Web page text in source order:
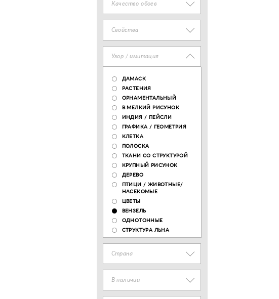
Качество обоев
Свойства
Узор / имитация
ДАМАСК
РАСТЕНИЯ
ОРНАМЕНТАЛЬНЫЙ
В МЕЛКИЙ РИСУНОК
ИНДИЯ / ПЕЙСЛИ
ГРАФИКА / ГЕОМЕТРИЯ
КЛЕТКА
ПОЛОСКА
ТКАНИ СО СТРУКТУРОЙ
КРУПНЫЙ РИСУНОК
ДЕРЕВО
ПТИЦИ / ЖИВОТНЫЕ/
НАСЕКОМЫЕ
ЦВЕТЫ
ВЕНЗЕЛЬ
ОДНОТОННЫЕ
СТРУКТУРА ЛЬНА
Страна
В наличии